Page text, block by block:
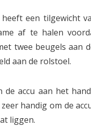
een tilgewicht
af te halen
twee beugels aan
aan de rolstoel.
accu aan het
handig om de
liggen.